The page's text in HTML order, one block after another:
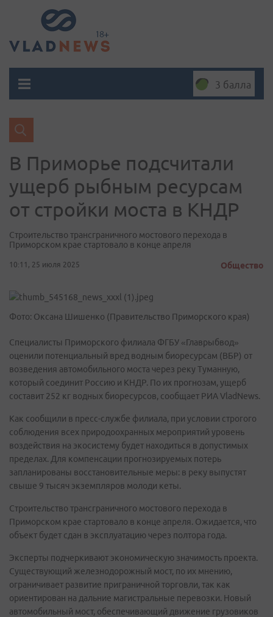
3 балла
В Приморье подсчитали
ущерб рыбным ресурсам
от стройки моста в КНДР
Строительство трансграничного мостового перехода в
Приморском крае стартовало в конце апреля
10:11, 25 июля 2025 Общество
Фото: Оксана Шишенко (Правительство Приморского края)
Специалисты Приморского филиала ФГБУ «Главрыбвод»
оценили потенциальный вред водным биоресурсам (ВБР) от
возведения автомобильного моста через реку Туманную,
который соединит Россию и КНДР. По их прогнозам, ущерб
составит 252 кг водных биоресурсов, сообщает РИА VladNews.
Как сообщили в пресс-службе филиала, при условии строгого
соблюдения всех природоохранных мероприятий уровень
воздействия на экосистему будет находиться в допустимых
пределах. Для компенсации прогнозируемых потерь
запланированы восстановительные меры: в реку выпустят
свыше 9 тысяч экземпляров молоди кеты.
Строительство трансграничного мостового перехода в
Приморском крае стартовало в конце апреля. Ожидается, что
объект будет сдан в эксплуатацию через полтора года.
Эксперты подчеркивают экономическую значимость проекта.
Существующий железнодорожный мост, по их мнению,
ограничивает развитие приграничной торговли, так как
ориентирован на дальние магистральные перевозки. Новый
автомобильный мост, обеспечивающий движение грузовиков